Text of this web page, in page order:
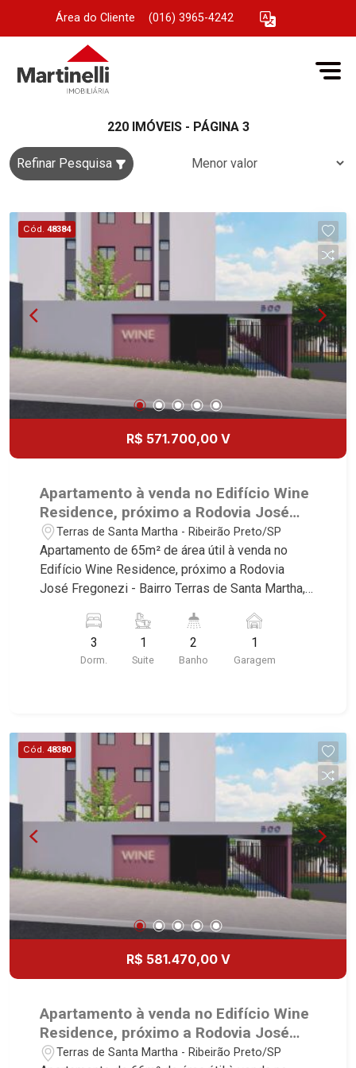
Área do Cliente (016) 3965-4242
220 IMÓVEIS - PÁGINA 3
Refinar Pesquisa
Cód. 48384
R$ 571.700,00 V
Apartamento à venda no Edifício Wine
Residence, próximo a Rodovia José
Fregonezi - Ribeirão Preto/SP.
Terras de Santa Martha - Ribeirão Preto/SP
Apartamento de 65m² de área útil à venda no
Edifício Wine Residence, próximo a Rodovia
José Fregonezi - Bairro Terras de Santa Martha,
deste imóvel que a Martinelli Imobiliária
selecionou para você: - 65m² de área útil - 3
dormitórios sendo 1 suíte - Banheiro social - Sala
Fiúsa, 1051 - Alto da Boa Vista | Ribeirão Preto.
3
Dorm.
1
Suite
2
Banho
1
Garagem
Cód. 48380
R$ 581.470,00 V
Apartamento à venda no Edifício Wine
Residence, próximo a Rodovia José
Fregonezi - Ribeirão Preto/SP.
Terras de Santa Martha - Ribeirão Preto/SP